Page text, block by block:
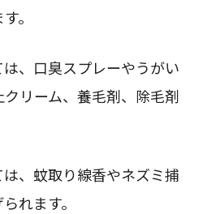
。
、口臭スプレーやうがい
リーム、養毛剤、除毛剤
、蚊取り線香やネズミ捕
れます。